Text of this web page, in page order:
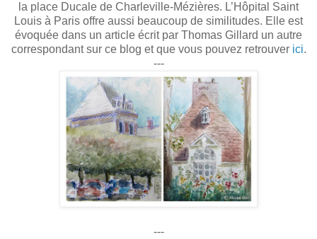
la place Ducale de Charleville-Mézières. L’Hôpital Saint
Louis à Paris offre aussi beaucoup de similitudes. Elle est
évoquée dans un article écrit par Thomas Gillard un autre
correspondant sur ce blog et que vous pouvez retrouver ici.
---
---